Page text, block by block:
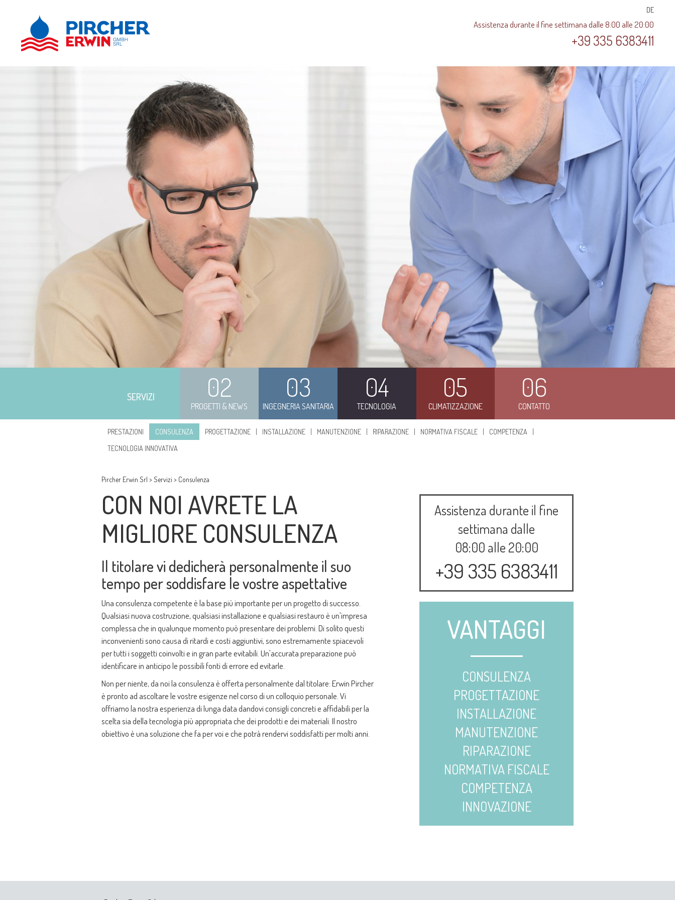
Assistenza durante il fine settimana dalle 8:00 alle 20:00
+39 335 6383411
DE
SERVIZI
PRESTAZIONI CONSULENZA PROGETTAZIONE INSTALLAZIONE MANUTENZIONE RIPARAZIONE NORMATIVA FISCALE
COMPETENZA
TECNOLOGIA INNOVATIVA
02
PROGETTI & NEWS
03
INGEGNERIA SANITARIA
04
TECNOLOGIA
05
CLIMATIZZAZIONE
06
CONTATTO
Pircher Erwin Srl > Servizi > Consulenza
CON NOI AVRETE LA
MIGLIORE CONSULENZA
Il titolare vi dedicherà personalmente il suo
tempo per soddisfare le vostre aspettative
Una consulenza competente è la base più importante per un progetto di successo.
Qualsiasi nuova costruzione, qualsiasi installazione e qualsiasi restauro è un'impresa
complessa che in qualunque momento può presentare dei problemi. Di solito questi
inconvenienti sono causa di ritardi e costi aggiuntivi, sono estremamente spiacevoli
per tutti i soggetti coinvolti e in gran parte evitabili. Un'accurata preparazione può
identificare in anticipo le possibili fonti di errore ed evitarle.
Non per niente, da noi la consulenza è offerta personalmente dal titolare: Erwin Pircher
è pronto ad ascoltare le vostre esigenze nel corso di un colloquio personale. Vi
offriamo la nostra esperienza di lunga data dandovi consigli concreti e affidabili per la
scelta sia della tecnologia più appropriata che dei prodotti e dei materiali. Il nostro
obiettivo è una soluzione che fa per voi e che potrà rendervi soddisfatti per molti anni.
Assistenza durante il fine
settimana dalle
08:00 alle 20:00
+39 335 6383411
VANTAGGI
CONSULENZA
PROGETTAZIONE
INSTALLAZIONE
MANUTENZIONE
RIPARAZIONE
NORMATIVA FISCALE
COMPETENZA
INNOVAZIONE